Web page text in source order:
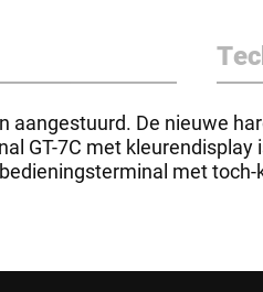
De nieuwe
GT-7C met
met